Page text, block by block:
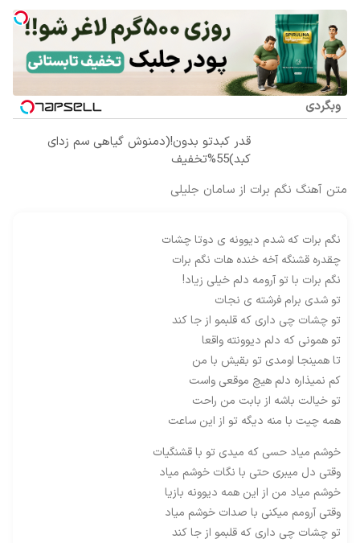
وبگردی
قدر کبدتو بدون!(دمنوش گیاهی سم زدای
کبد)55%تخفیف
متن آهنگ نگم برات از سامان جلیلی
نگم برات که شدم دیوونه ی دوتا چشات
چقدره قشنگه آخه خنده هات نگم برات
نگم برات با تو آرومه دلم خیلی زیاد!
تو شدی برام فرشته ی نجات
تو چشات چی داری که قلبمو از جا کند
تو همونی که دلم دیوونته واقعا
تا همینجا اومدی تو بقیش با من
کم نمیذاره دلم هیچ موقعی واست
تو خیالت باشه از بابت من راحت
همه چیت با منه دیگه تو از این ساعت
خوشم میاد حسی که میدی تو با قشنگیات
وقتی دل میبری حتی با نگات خوشم میاد
خوشم میاد من از این همه دیوونه بازیا
وقتی آرومم میکنی با صدات خوشم میاد
تو چشات چی داری که قلبمو از جا کند